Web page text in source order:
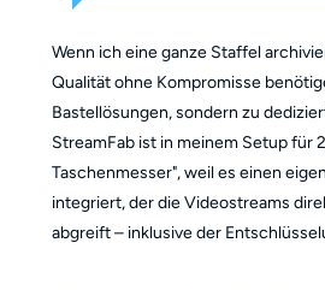
Wenn ich eine ganze Staffel
Qualität ohne Kompromisse
Bastellösungen, sondern zu
StreamFab ist in meinem Setup für
Taschenmesser", weil es einen
integriert, der die Videostreams
abgreift – inklusive der